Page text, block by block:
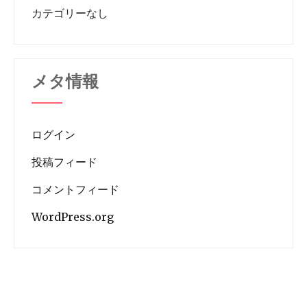
カテゴリーなし
メタ情報
ログイン
投稿フィード
コメントフィード
WordPress.org